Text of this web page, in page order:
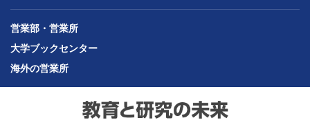
営業部・営業所
大学ブックセンター
海外の営業所